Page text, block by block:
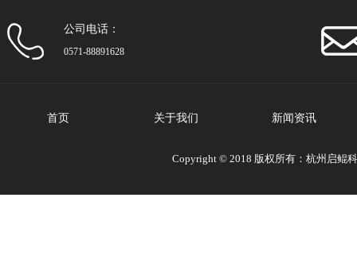
公司电话：
0571-88891628
首页 关于我们 新闻资讯
Copyright © 2018 版权所有：杭州启鲲